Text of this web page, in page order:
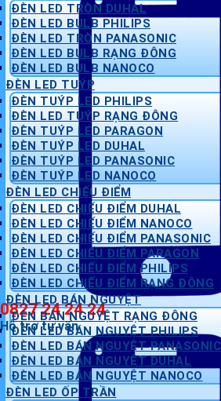
0827 24 24 24
Hỗ trợ tư vấn
ĐÈN LED TRÒN DUHAL
ĐÈN LED BULB PHILIPS
ĐÈN LED TRÒN PANASONIC
ĐÈN LED BULB RẠNG ĐÔNG
ĐÈN LED BULB NANOCO
ĐÈN LED TUÝP
ĐÈN TUÝP LED PHILIPS
ĐÈN LED TUÝP RẠNG ĐÔNG
ĐÈN TUÝP LED PARAGON
ĐÈN TUÝP LED DUHAL
ĐÈN TUÝP LED PANASONIC
ĐÈN TUÝP LED NANOCO
ĐÈN LED CHIẾU ĐIỂM
ĐÈN LED CHIẾU ĐIỂM DUHAL
ĐÈN LED CHIẾU ĐIỂM NANOCO
ĐÈN LED CHIẾU ĐIỂM PANASONIC
ĐÈN LED CHIẾU ĐIỂM PARAGON
ĐÈN LED CHIẾU ĐIỂM PHILIPS
ĐÈN LED CHIẾU ĐIỂM RẠNG ĐÔNG
ĐÈN LED BÁN NGUYỆT
ĐÈN BÁN NGUYỆT RẠNG ĐÔNG
ĐÈN LED BÁN NGUYỆT PHILIPS
ĐÈN LED BÁN NGUYỆT PANASONIC
ĐÈN LED BÁN NGUYỆT DUHAL
ĐÈN LED BÁN NGUYỆT NANOCO
ĐÈN LED ỐP TRẦN